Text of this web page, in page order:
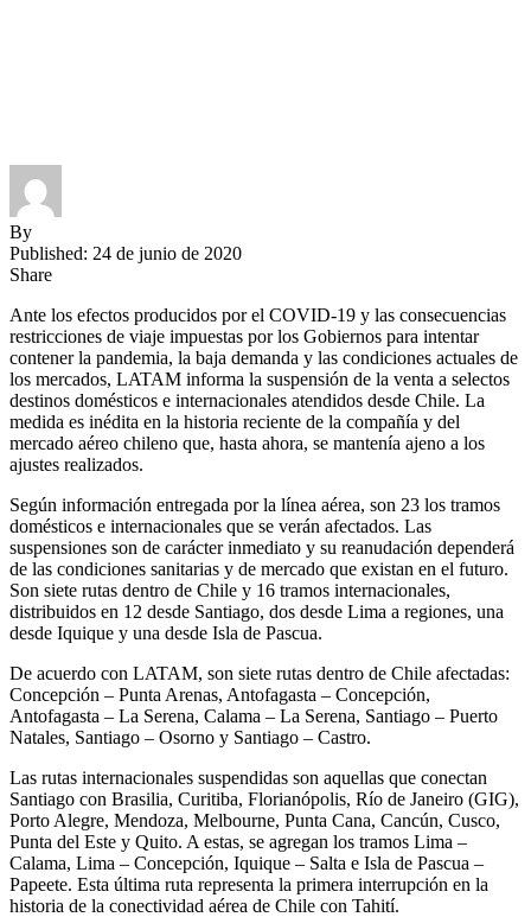
By
Published: 24 de junio de 2020
Share
Ante los efectos producidos por el COVID-19 y las consecuencias
restricciones de viaje impuestas por los Gobiernos para intentar
contener la pandemia, la baja demanda y las condiciones actuales de
los mercados, LATAM informa la suspensión de la venta a selectos
destinos domésticos e internacionales atendidos desde Chile. La
medida es inédita en la historia reciente de la compañía y del
mercado aéreo chileno que, hasta ahora, se mantenía ajeno a los
ajustes realizados.
Según información entregada por la línea aérea, son 23 los tramos
domésticos e internacionales que se verán afectados. Las
suspensiones son de carácter inmediato y su reanudación dependerá
de las condiciones sanitarias y de mercado que existan en el futuro.
Son siete rutas dentro de Chile y 16 tramos internacionales,
distribuidos en 12 desde Santiago, dos desde Lima a regiones, una
desde Iquique y una desde Isla de Pascua.
De acuerdo con LATAM, son siete rutas dentro de Chile afectadas:
Concepción – Punta Arenas, Antofagasta – Concepción,
Antofagasta – La Serena, Calama – La Serena, Santiago – Puerto
Natales, Santiago – Osorno y Santiago – Castro.
Las rutas internacionales suspendidas son aquellas que conectan
Santiago con Brasilia, Curitiba, Florianópolis, Río de Janeiro (GIG),
Porto Alegre, Mendoza, Melbourne, Punta Cana, Cancún, Cusco,
Punta del Este y Quito. A estas, se agregan los tramos Lima –
Calama, Lima – Concepción, Iquique – Salta e Isla de Pascua –
Papeete. Esta última ruta representa la primera interrupción en la
historia de la conectividad aérea de Chile con Tahití.